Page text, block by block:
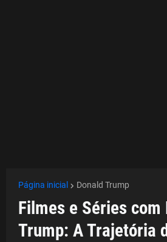
Página inicial Donald Trump
Filmes e Séries com
Trump: A Trajetória